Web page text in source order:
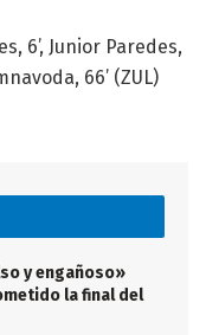
6’, Junior Paredes,
66’ (ZUL)
y engañoso»
la final del